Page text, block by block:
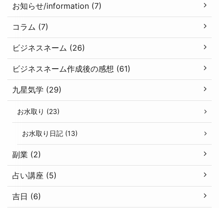
お知らせ/information (7)
コラム (7)
ビジネスネーム (26)
ビジネスネーム作成後の感想 (61)
九星気学 (29)
お水取り (23)
お水取り日記 (13)
副業 (2)
占い講座 (5)
吉日 (6)